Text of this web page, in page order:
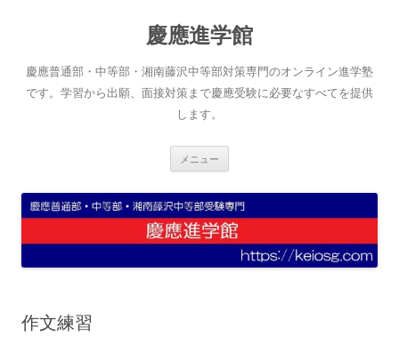
へ
ス
キ
慶應進学館
慶應普通部・中等部・湘南藤沢中等部対策専門のオンライン進学塾
です。学習から出願、面接対策まで慶應受験に必要なすべてを提供
します。
メニュー
作文練習